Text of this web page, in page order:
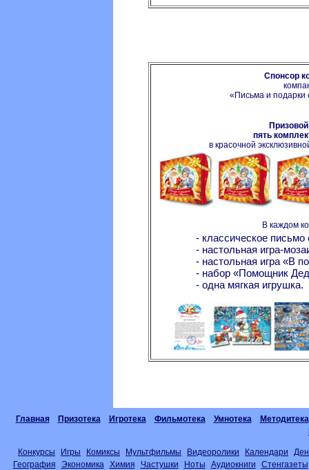
Спонсор
«Письма и
пять
в красочной
В каждом
- классическое
- настольная игра-
- настольная игра «В
- набор «Помощник
- одна мягкая игрушка.
Главная Призотека Игротека Фильмотека Умнотека
Методитека
Конкурсы Игры Комиксы Мультфильмы Видеоролики Календари
География
Экономика Химия Частушки Ноты Аудиокниги
Стенгазеты